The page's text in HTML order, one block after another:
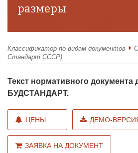
размеры
Классификатор по видам документов
Стандарт СССР)
Текст нормативного документа
БУДСТАНДАРТ.
ЦЕНЫ ДЕМО-
ЗАЯВКА НА ДОКУМЕНТ